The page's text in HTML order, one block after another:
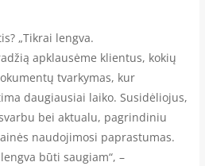
„Tikrai lengva.
apklausėme klientus, kokių
tvarkymas, kur
daugiausiai laiko. Susidėliojus,
bei aktualu, pagrindiniu
naudojimosi paprastumas.
būti saugiam“, –